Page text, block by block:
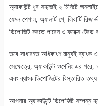
অ্যাকাউন্ট খুব সহজেই ২ মিনিটে
যেমন পেপাল, অ্যালার্ট পে, লিবার্টি
ডিপোজিট করতে পারেন ও ফরেক্স ট্রেড
তবে সাধারনত অধিকাংশ মানুষই ব্যাংক
সেক্ষেত্রে, অ্যাকাউন্ট ওপেনিং এর
এবং ব্যাংক ডিপোজিটের বিস্তারিত তথ্য
আপনার অ্যাকাউন্টে ডিপোজিট সম্পন্ন